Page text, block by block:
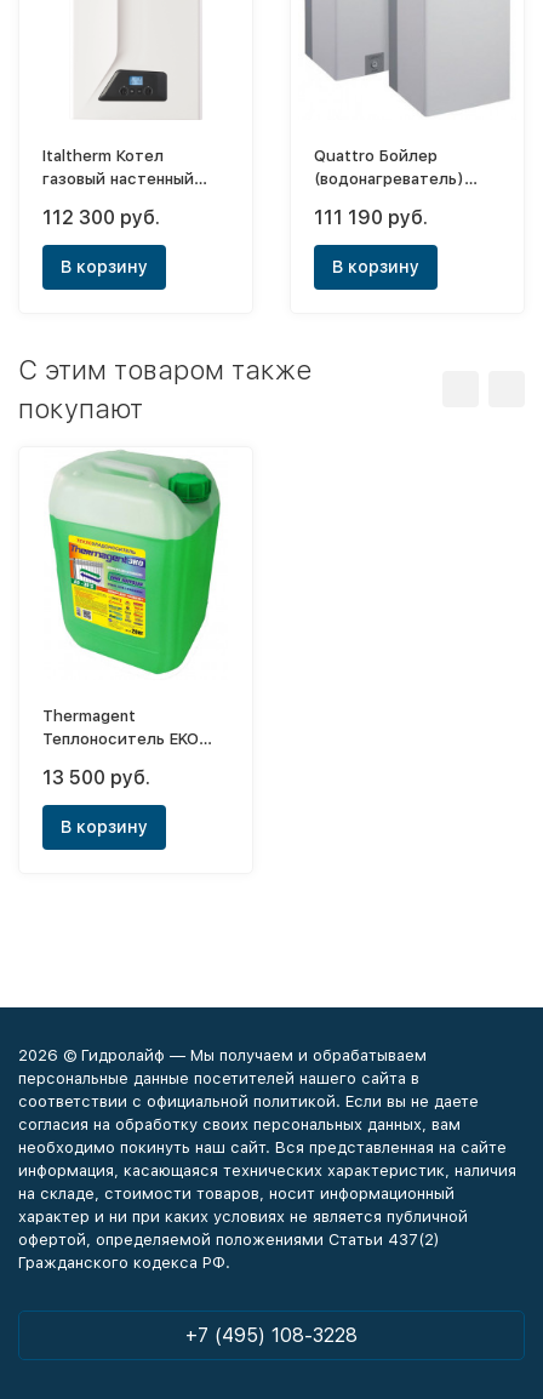
Italtherm Котел
газовый настенный
Class 35 FR
112 300 руб.
В корзину
Quattro Бойлер
(водонагреватель)
OWE 150.7
111 190 руб.
В корзину
C этим товаром также
покупают
Thermagent
Теплоноситель EKO
13 500 руб.
В корзину
2026 © Гидролайф — Мы получаем и обрабатываем
персональные данные посетителей нашего сайта в
соответствии с официальной политикой. Если вы не даете
согласия на обработку своих персональных данных, вам
необходимо покинуть наш сайт. Вся представленная на сайте
информация, касающаяся технических характеристик, наличия
на складе, стоимости товаров, носит информационный
характер и ни при каких условиях не является публичной
офертой, определяемой положениями Статьи 437(2)
Гражданского кодекса РФ.
+7 (495) 108-3228